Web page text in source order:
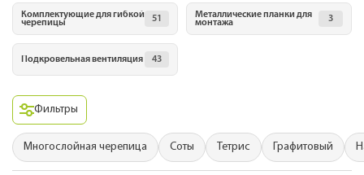
Комплектующие для гибкой
черепицы
51
Металлические планки для
монтажа
3
Подкровельная вентиляция 43
Фильтры
Многослойная черепица Соты Тетрис Графитовый